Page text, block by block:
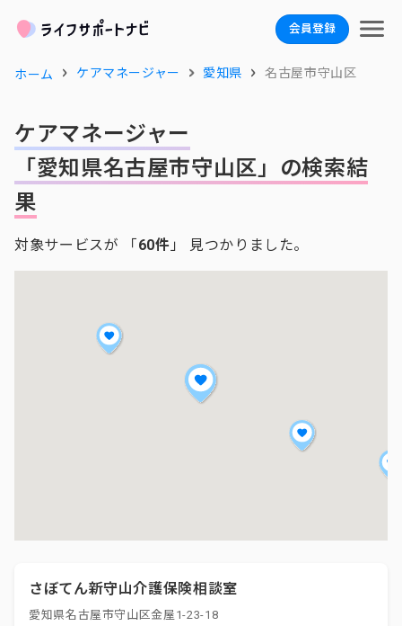
会員登録
ホーム ケアマネージャー 愛知県 名古屋市守山区
ケアマネージャー
「愛知県名古屋市守山区」の検索結
果
対象サービスが 「60件 」 見つかりました。
さぼてん新守山介護保険相談室
愛知県名古屋市守山区金屋1-23-18